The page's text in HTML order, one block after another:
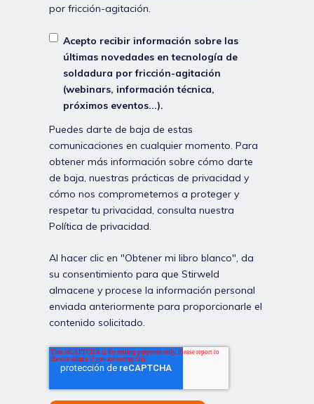
por fricción-agitación.
Acepto recibir información sobre las
últimas novedades en tecnología de
soldadura por fricción-agitación
(webinars, información técnica,
próximos eventos...).
Puedes darte de baja de estas
comunicaciones en cualquier momento. Para
obtener más información sobre cómo darte
de baja, nuestras prácticas de privacidad y
cómo nos comprometemos a proteger y
respetar tu privacidad, consulta nuestra
Política de privacidad.
Al hacer clic en "Obtener mi libro blanco", da
su consentimiento para que Stirweld
almacene y procese la información personal
enviada anteriormente para proporcionarle el
contenido solicitado.